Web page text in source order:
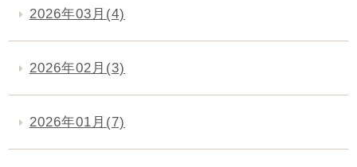
2026年03月(4)
2026年02月(3)
2026年01月(7)